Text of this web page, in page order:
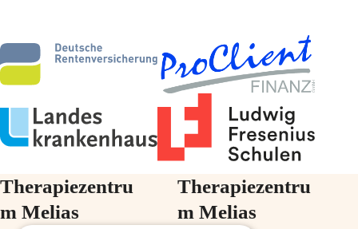
Therapiezentru
m Melias
Therapiezentru
m Melias